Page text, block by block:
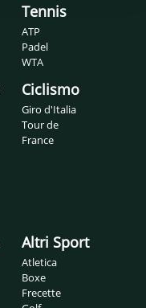
Tennis
ATP
Padel
WTA
Ciclismo
Giro d'Italia
Tour de
France
Altri Sport
Atletica
Boxe
Frecette